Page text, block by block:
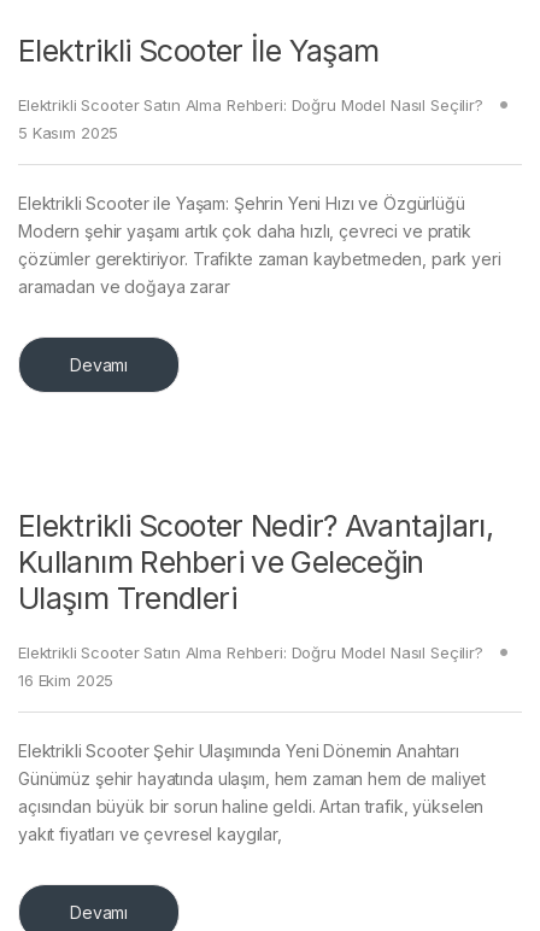
Elektrikli Scooter İle Yaşam
Elektrikli Scooter Satın Alma Rehberi: Doğru Model Nasıl Seçilir?
5 Kasım 2025
Elektrikli Scooter ile Yaşam: Şehrin Yeni Hızı ve Özgürlüğü
Modern şehir yaşamı artık çok daha hızlı, çevreci ve pratik
çözümler gerektiriyor. Trafikte zaman kaybetmeden, park yeri
aramadan ve doğaya zarar
Devamı
Elektrikli Scooter Nedir? Avantajları,
Kullanım Rehberi ve Geleceğin
Ulaşım Trendleri
Elektrikli Scooter Satın Alma Rehberi: Doğru Model Nasıl Seçilir?
16 Ekim 2025
Elektrikli Scooter Şehir Ulaşımında Yeni Dönemin Anahtarı
Günümüz şehir hayatında ulaşım, hem zaman hem de maliyet
açısından büyük bir sorun haline geldi. Artan trafik, yükselen
yakıt fiyatları ve çevresel kaygılar,
Devamı